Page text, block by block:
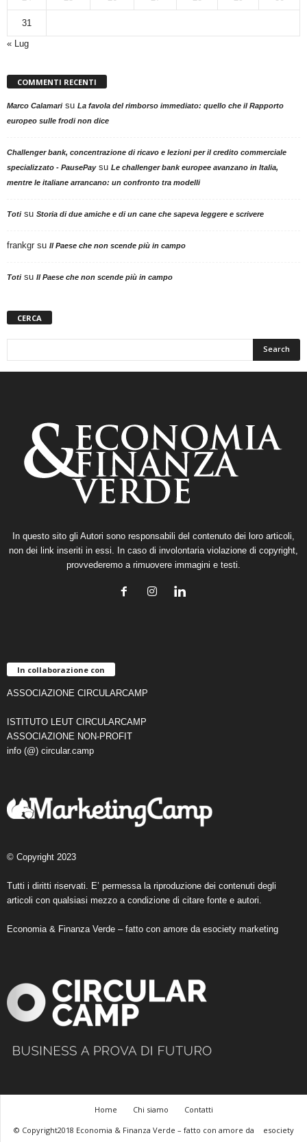
31
« Lug
COMMENTI RECENTI
Marco Calamarisu La favola del rimborso immediato: quello che il Rapporto
europeo sulle frodi non dice
Challenger bank, concentrazione di ricavo e lezioni per il credito commerciale
specializzato - PausePaysu Le challenger bank europee avanzano in Italia,
mentre le italiane arrancano: un confronto tra modelli
Totisu Storia di due amiche e di un cane che sapeva leggere e scrivere
frankgr su Il Paese che non scende più in campo
Totisu Il Paese che non scende più in campo
CERCA
In questo sito gli Autori sono responsabili del contenuto dei loro articoli,
non dei link inseriti in essi. In caso di involontaria violazione di copyright,
provvederemo a rimuovere immagini e testi.
In collaborazione con
ASSOCIAZIONE CIRCULARCAMP
ISTITUTO LEUT CIRCULARCAMP
ASSOCIAZIONE NON-PROFIT
info (@) circular.camp
© Copyright 2023
Tutti i diritti riservati. E’ permessa la riproduzione dei contenuti degli
articoli con qualsiasi mezzo a condizione di citare fonte e autori.
Economia & Finanza Verde – fatto con amore da esociety marketing
Home Chi siamo
Contatti
© Copyright2018 Economia & Finanza Verde – fatto con amore da
esociety